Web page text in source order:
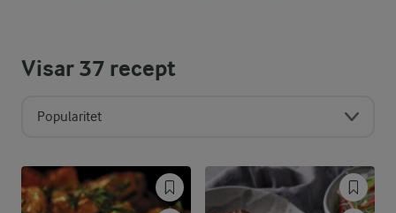
Visar37 recept
Popularitet